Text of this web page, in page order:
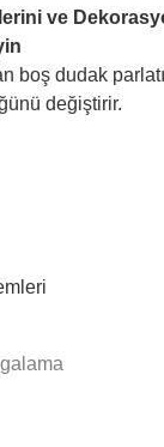
ve
boş dudak
değiştirir.